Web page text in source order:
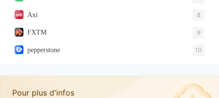
Axi 8
FXTM 9
pepperstone 10
Pour plus d'infos